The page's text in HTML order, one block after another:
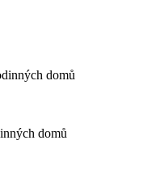
domů
domů